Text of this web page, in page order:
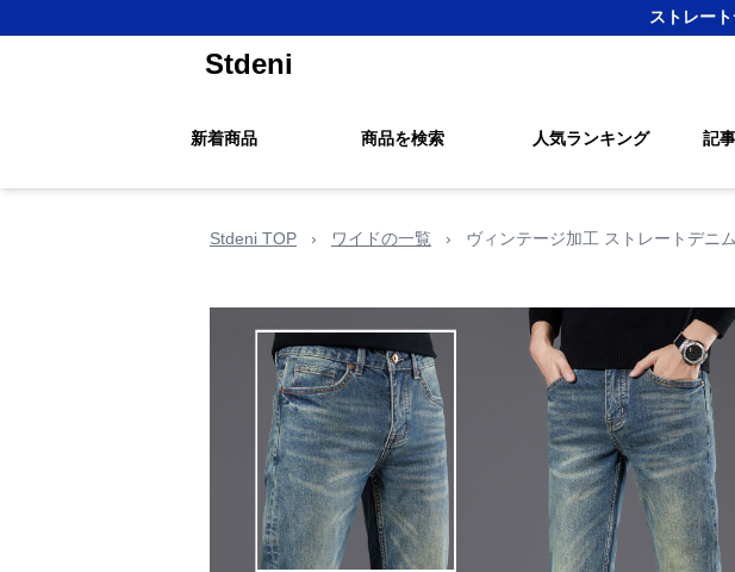
ストレー
Stdeni
新着商品 商品を検索 人気ランキング 記
Stdeni TOP › ワイドの一覧 › ヴィンテージ加工 ストレートデニム